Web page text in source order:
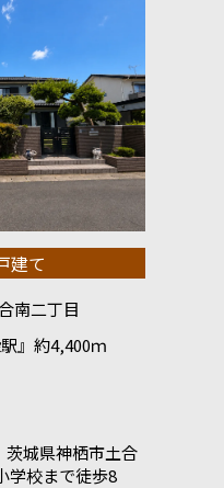
建て
南二丁目
』約4,400ｍ
城県神栖市土合
学校まで徒歩8